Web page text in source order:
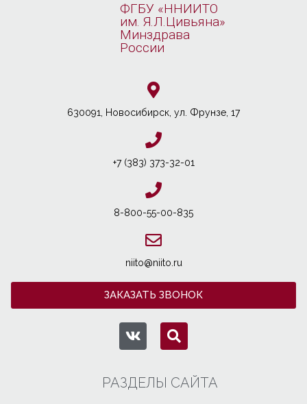
ФГБУ «ННИИТО
им. Я.Л.Цивьяна»
Минздрава
России
630091, Новосибирcк, ул. Фрунзе, 17
+7 (383) 373-32-01
8-800-55-00-835
niito@niito.ru
ЗАКАЗАТЬ ЗВОНОК
РАЗДЕЛЫ САЙТА